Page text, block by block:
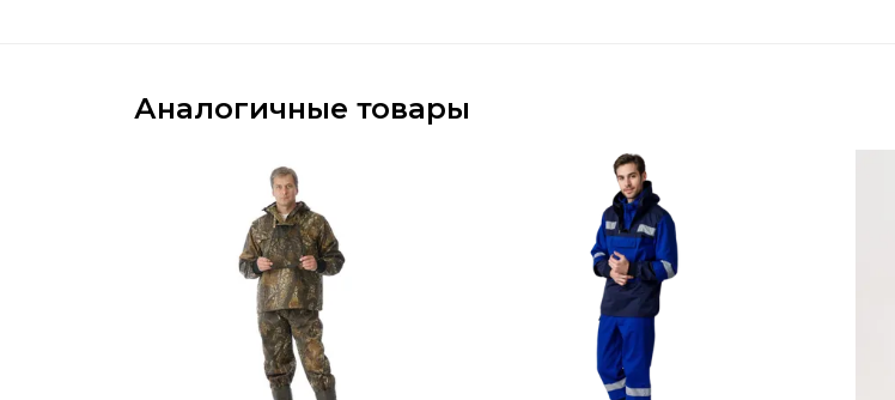
Аналогичные товары